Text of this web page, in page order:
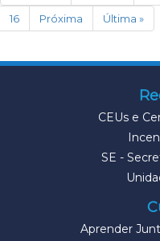
16
Próxima Última »
CEUs e
SE -
Aprender